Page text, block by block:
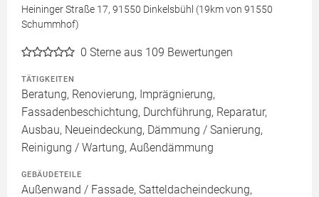
Heininger Straße 17, 91550 Dinkelsbühl (19km von 91550
Schummhof)
0 Sterne aus 109 Bewertungen
TÄTIGKEITEN
Beratung, Renovierung, Imprägnierung,
Fassadenbeschichtung, Durchführung, Reparatur,
Ausbau, Neueindeckung, Dämmung / Sanierung,
Reinigung / Wartung, Außendämmung
GEBÄUDETEILE
Außenwand / Fassade, Satteldacheindeckung,